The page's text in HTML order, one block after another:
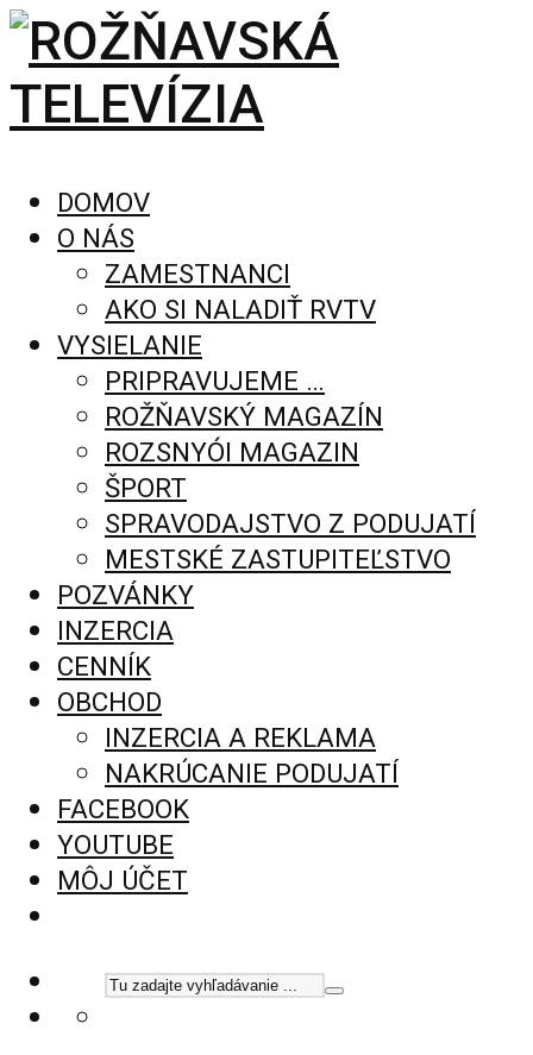
DOMOV
O NÁS
ZAMESTNANCI
AKO SI NALADIŤ RVTV
VYSIELANIE
PRIPRAVUJEME …
ROŽŇAVSKÝ MAGAZÍN
ROZSNYÓI MAGAZIN
ŠPORT
SPRAVODAJSTVO Z PODUJATÍ
MESTSKÉ ZASTUPITEĽSTVO
POZVÁNKY
INZERCIA
CENNÍK
OBCHOD
INZERCIA A REKLAMA
NAKRÚCANIE PODUJATÍ
FACEBOOK
YOUTUBE
MÔJ ÚČET